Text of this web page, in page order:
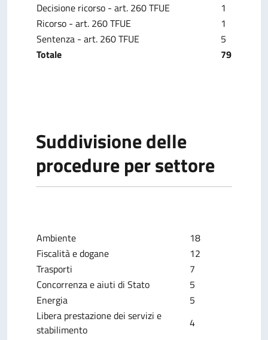
Decisione ricorso - art. 260 TFUE
1
Ricorso - art. 260 TFUE
1
Sentenza - art. 260 TFUE
5
Totale
79
Suddivisione delle
procedure per settore
Ambiente
18
Fiscalità e dogane
12
Trasporti
7
Concorrenza e aiuti di Stato
5
Energia
5
Libera prestazione dei servizi e
stabilimento
4